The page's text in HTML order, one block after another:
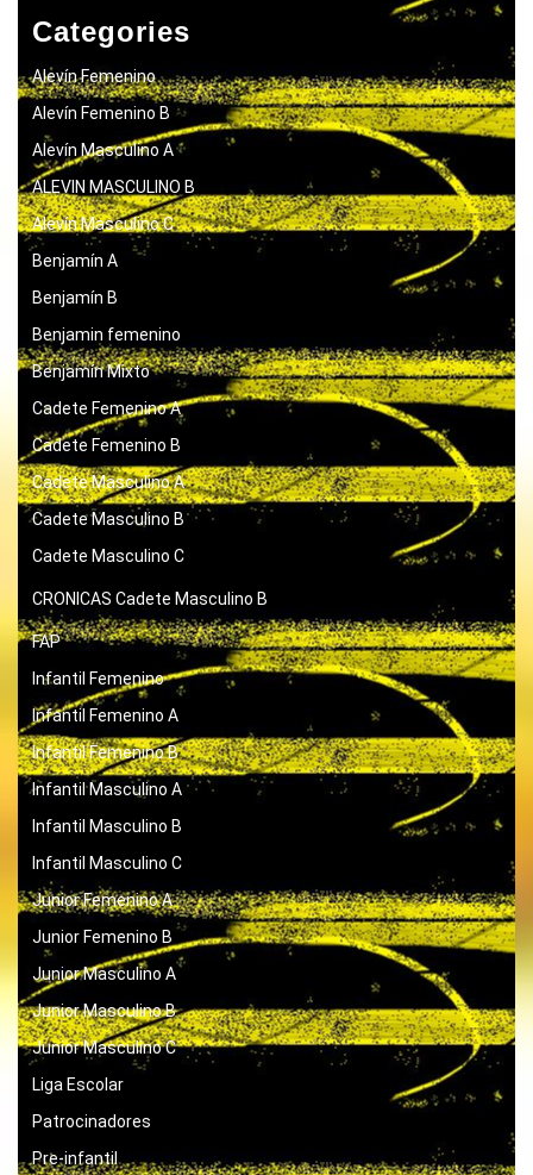
Categories
Alevín Femenino
Alevín Femenino B
Alevín Masculino A
ALEVIN MASCULINO B
Alevín Masculino C
Benjamín A
Benjamín B
Benjamin femenino
Benjamín Mixto
Cadete Femenino A
Cadete Femenino B
Cadete Masculino A
Cadete Masculino B
Cadete Masculino C
CRONICAS Cadete Masculino B
FAP
Infantil Femenino
Infantil Femenino A
Infantil Femenino B
Infantil Masculino A
Infantil Masculino B
Infantil Masculino C
Junior Femenino A
Junior Femenino B
Junior Masculino A
Junior Masculino B
Junior Masculino C
Liga Escolar
Patrocinadores
Pre-infantil